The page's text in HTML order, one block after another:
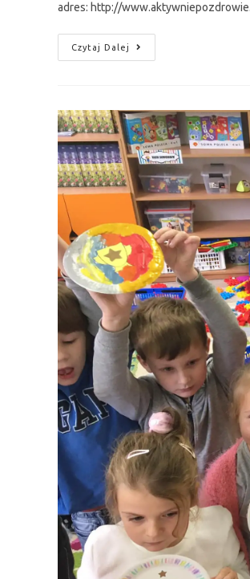
adres: http://
Czytaj Dalej